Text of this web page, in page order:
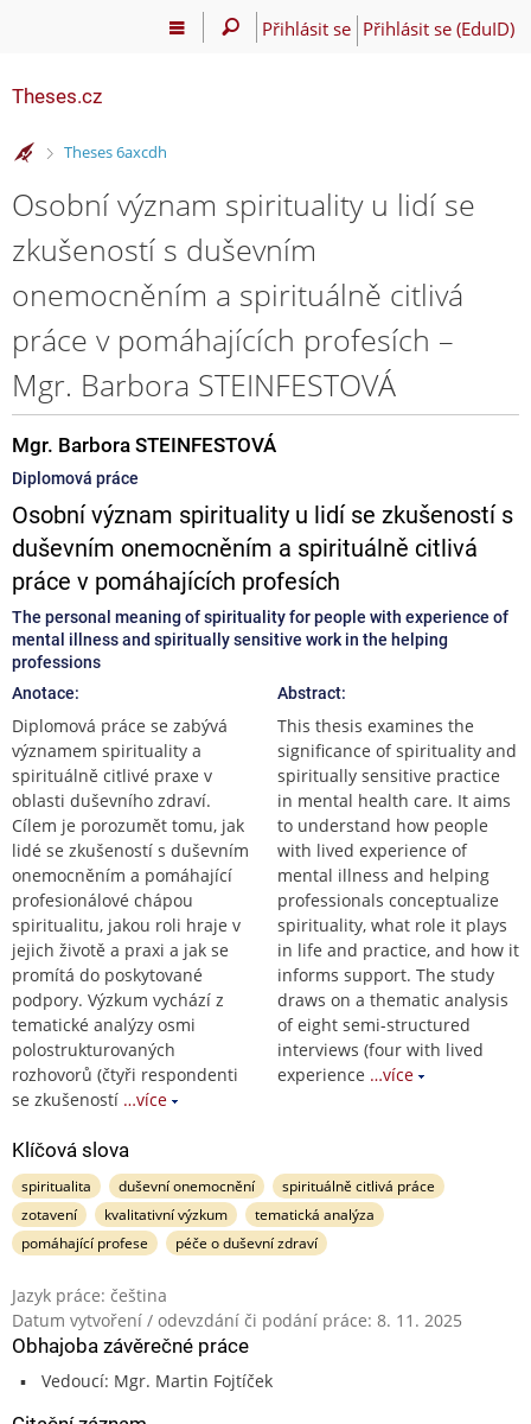
Přihlásit se Přihlásit se (EduID)
Theses.cz
>
Theses 6axcdh
Osobní význam spirituality u lidí se
zkušeností s duševním
onemocněním a spirituálně citlivá
práce v pomáhajících profesích –
Mgr. Barbora STEINFESTOVÁ
Mgr. Barbora STEINFESTOVÁ
Diplomová práce
Osobní význam spirituality u lidí se zkušeností s
duševním onemocněním a spirituálně citlivá
práce v pomáhajících profesích
The personal meaning of spirituality for people with experience of
mental illness and spiritually sensitive work in the helping
professions
Anotace:
Diplomová práce se zabývá
významem spirituality a
spirituálně citlivé praxe v
oblasti duševního zdraví.
Cílem je porozumět tomu, jak
lidé se zkušeností s duševním
onemocněním a pomáhající
profesionálové chápou
spiritualitu, jakou roli hraje v
jejich životě a praxi a jak se
promítá do poskytované
podpory. Výzkum vychází z
tematické analýzy osmi
polostrukturovaných
rozhovorů (čtyři respondenti
se zkušeností …více
Abstract:
This thesis examines the
significance of spirituality and
spiritually sensitive practice
in mental health care. It aims
to understand how people
with lived experience of
mental illness and helping
professionals conceptualize
spirituality, what role it plays
in life and practice, and how it
informs support. The study
draws on a thematic analysis
of eight semi-structured
interviews (four with lived
experience …více
Klíčová slova
spiritualita duševní onemocnění
spirituálně citlivá práce
zotavení
kvalitativní výzkum
tematická analýza
pomáhající profese
péče o duševní zdraví
Jazyk práce: čeština
Datum vytvoření / odevzdání či podání práce: 8. 11. 2025
Obhajoba závěrečné práce
Vedoucí: Mgr. Martin Fojtíček